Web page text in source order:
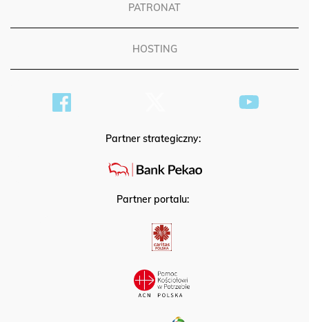
PATRONAT
HOSTING
Partner strategiczny:
Partner portalu: